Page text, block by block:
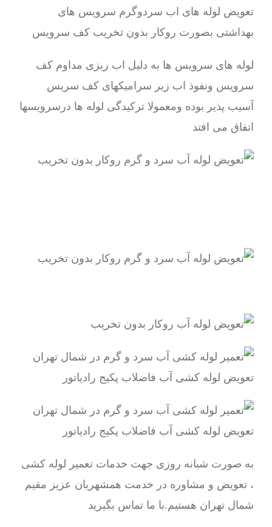
تعویض لوله های اب سردوگرم سرویس های
بهداشتی بصورت روکار بدون تخریب کف سرویس
لوله های سرویس ها به دلیل اب ریزی مداوم کف
سرویس ونفوذ اب زیر سرامیکهای کف سریس
آسیب پذیر بوده ومعمولا ترکیدگی لوله ها درسرویسها
اتفاق می افتد
به صورت شبانه روزی جهت خدمات تعمیر لوله کشی
، تعویض و مشاوره در خدمت همشهریان عزیز مقیم
شمال تهران هستیم.با ما تماس بگیرید